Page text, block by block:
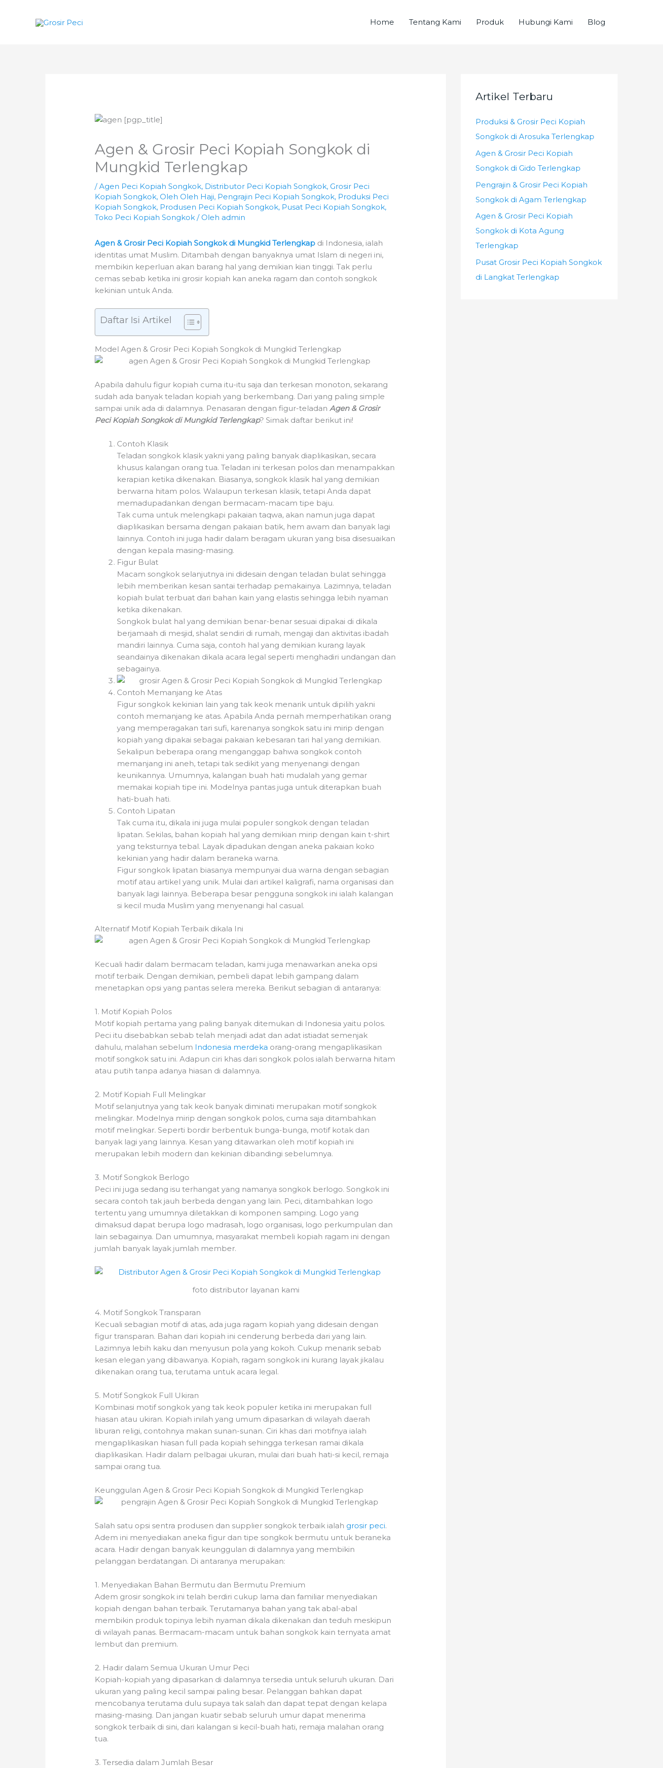
Home Tentang Kami Produk Hubungi Kami Blog
Agen & Grosir Peci Kopiah Songkok di
Mungkid Terlengkap
/Agen Peci Kopiah Songkok, Distributor Peci Kopiah Songkok,Grosir Peci
Kopiah Songkok,Oleh Oleh Haji, Pengrajin Peci Kopiah Songkok, Produksi Peci
Kopiah Songkok, Produsen Peci Kopiah Songkok, Pusat Peci Kopiah Songkok,
Toko Peci Kopiah Songkok / Oleh admin
Agen & Grosir Peci Kopiah Songkok di Mungkid Terlengkap di Indonesia, ialah
identitas umat Muslim. Ditambah dengan banyaknya umat Islam di negeri ini,
membikin keperluan akan barang hal yang demikian kian tinggi. Tak perlu
cemas sebab ketika ini grosir kopiah kan aneka ragam dan contoh songkok
kekinian untuk Anda.
Daftar Isi Artikel
Model Agen & Grosir Peci Kopiah Songkok di Mungkid Terlengkap
Apabila dahulu figur kopiah cuma itu-itu saja dan terkesan monoton, sekarang
sudah ada banyak teladan kopiah yang berkembang. Dari yang paling simple
sampai unik ada di dalamnya. Penasaran dengan figur-teladanAgen & Grosir
Peci Kopiah Songkok di Mungkid Terlengkap? Simak daftar berikut ini!
Contoh Klasik
Teladan songkok klasik yakni yang paling banyak diaplikasikan, secara
khusus kalangan orang tua. Teladan ini terkesan polos dan menampakkan
kerapian ketika dikenakan. Biasanya, songkok klasik hal yang demikian
berwarna hitam polos. Walaupun terkesan klasik, tetapi Anda dapat
memadupadankan dengan bermacam-macam tipe baju.
Tak cuma untuk melengkapi pakaian taqwa, akan namun juga dapat
diaplikasikan bersama dengan pakaian batik, hem awam dan banyak lagi
lainnya. Contoh ini juga hadir dalam beragam ukuran yang bisa disesuaikan
dengan kepala masing-masing.
Figur Bulat
Macam songkok selanjutnya ini didesain dengan teladan bulat sehingga
lebih memberikan kesan santai terhadap pemakainya. Lazimnya, teladan
kopiah bulat terbuat dari bahan kain yang elastis sehingga lebih nyaman
ketika dikenakan.
Songkok bulat hal yang demikian benar-benar sesuai dipakai di dikala
berjamaah di mesjid, shalat sendiri di rumah, mengaji dan aktivitas ibadah
mandiri lainnya. Cuma saja, contoh hal yang demikian kurang layak
seandainya dikenakan dikala acara legal seperti menghadiri undangan dan
sebagainya.
Contoh Memanjang ke Atas
Figur songkok kekinian lain yang tak keok menarik untuk dipilih yakni
contoh memanjang ke atas. Apabila Anda pernah memperhatikan orang
yang memperagakan tari sufi, karenanya songkok satu ini mirip dengan
kopiah yang dipakai sebagai pakaian kebesaran tari hal yang demikian.
Sekalipun beberapa orang menganggap bahwa songkok contoh
memanjang ini aneh, tetapi tak sedikit yang menyenangi dengan
keunikannya. Umumnya, kalangan buah hati mudalah yang gemar
memakai kopiah tipe ini. Modelnya pantas juga untuk diterapkan buah
hati-buah hati.
Contoh Lipatan
Tak cuma itu, dikala ini juga mulai populer songkok dengan teladan
lipatan. Sekilas, bahan kopiah hal yang demikian mirip dengan kain t-shirt
yang teksturnya tebal. Layak dipadukan dengan aneka pakaian koko
kekinian yang hadir dalam beraneka warna.
Figur songkok lipatan biasanya mempunyai dua warna dengan sebagian
motif atau artikel yang unik. Mulai dari artikel kaligrafi, nama organisasi dan
banyak lagi lainnya. Beberapa besar pengguna songkok ini ialah kalangan
si kecil muda Muslim yang menyenangi hal casual.
Alternatif Motif Kopiah Terbaik dikala Ini
Kecuali hadir dalam bermacam teladan, kami juga menawarkan aneka opsi
motif terbaik. Dengan demikian, pembeli dapat lebih gampang dalam
menetapkan opsi yang pantas selera mereka. Berikut sebagian di antaranya:
1. Motif Kopiah Polos
Motif kopiah pertama yang paling banyak ditemukan di Indonesia yaitu polos.
Peci itu disebabkan sebab telah menjadi adat dan adat istiadat semenjak
dahulu, malahan sebelum Indonesia merdeka orang-orang mengaplikasikan
motif songkok satu ini. Adapun ciri khas dari songkok polos ialah berwarna hitam
atau putih tanpa adanya hiasan di dalamnya.
2. Motif Kopiah Full Melingkar
Motif selanjutnya yang tak keok banyak diminati merupakan motif songkok
melingkar. Modelnya mirip dengan songkok polos, cuma saja ditambahkan
motif melingkar. Seperti bordir berbentuk bunga-bunga, motif kotak dan
banyak lagi yang lainnya. Kesan yang ditawarkan oleh motif kopiah ini
merupakan lebih modern dan kekinian dibandingi sebelumnya.
3. Motif Songkok Berlogo
Peci ini juga sedang isu terhangat yang namanya songkok berlogo. Songkok ini
secara contoh tak jauh berbeda dengan yang lain. Peci, ditambahkan logo
tertentu yang umumnya diletakkan di komponen samping. Logo yang
dimaksud dapat berupa logo madrasah, logo organisasi, logo perkumpulan dan
lain sebagainya. Dan umumnya, masyarakat membeli kopiah ragam ini dengan
jumlah banyak layak jumlah member.
foto distributor layanan kami
4. Motif Songkok Transparan
Kecuali sebagian motif di atas, ada juga ragam kopiah yang didesain dengan
figur transparan. Bahan dari kopiah ini cenderung berbeda dari yang lain.
Lazimnya lebih kaku dan menyusun pola yang kokoh. Cukup menarik sebab
kesan elegan yang dibawanya. Kopiah, ragam songkok ini kurang layak jikalau
dikenakan orang tua, terutama untuk acara legal.
5. Motif Songkok Full Ukiran
Kombinasi motif songkok yang tak keok populer ketika ini merupakan full
hiasan atau ukiran. Kopiah inilah yang umum dipasarkan di wilayah daerah
liburan religi, contohnya makan sunan-sunan. Ciri khas dari motifnya ialah
mengaplikasikan hiasan full pada kopiah sehingga terkesan ramai dikala
diaplikasikan. Hadir dalam pelbagai ukuran, mulai dari buah hati-si kecil, remaja
sampai orang tua.
Keunggulan Agen & Grosir Peci Kopiah Songkok di Mungkid Terlengkap
Salah satu opsi sentra produsen dan supplier songkok terbaik ialah grosir peci.
Adem ini menyediakan aneka figur dan tipe songkok bermutu untuk beraneka
acara. Hadir dengan banyak keunggulan di dalamnya yang membikin
pelanggan berdatangan. Di antaranya merupakan:
1. Menyediakan Bahan Bermutu dan Bermutu Premium
Adem grosir songkok ini telah berdiri cukup lama dan familiar menyediakan
kopiah dengan bahan terbaik. Terutamanya bahan yang tak abal-abal
membikin produk topinya lebih nyaman dikala dikenakan dan teduh meskipun
di wilayah panas. Bermacam-macam untuk bahan songkok kain ternyata amat
lembut dan premium.
2. Hadir dalam Semua Ukuran Umur Peci
Kopiah-kopiah yang dipasarkan di dalamnya tersedia untuk seluruh ukuran. Dari
ukuran yang paling kecil sampai paling besar. Pelanggan bahkan dapat
mencobanya terutama dulu supaya tak salah dan dapat tepat dengan kelapa
masing-masing. Dan jangan kuatir sebab seluruh umur dapat menerima
songkok terbaik di sini, dari kalangan si kecil-buah hati, remaja malahan orang
tua.
3. Tersedia dalam Jumlah Besar
Artikel Terbaru
Produksi & Grosir Peci Kopiah
Songkok di Arosuka Terlengkap
Agen & Grosir Peci Kopiah
Songkok di Gido Terlengkap
Pengrajin & Grosir Peci Kopiah
Songkok di Agam Terlengkap
Agen & Grosir Peci Kopiah
Songkok di Kota Agung
Terlengkap
Pusat Grosir Peci Kopiah Songkok
di Langkat Terlengkap